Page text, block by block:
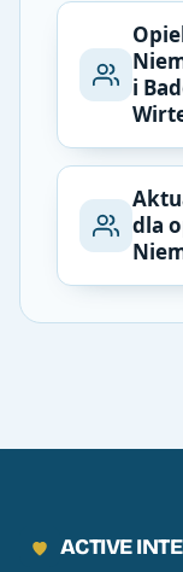
i
dla
ACTIVE